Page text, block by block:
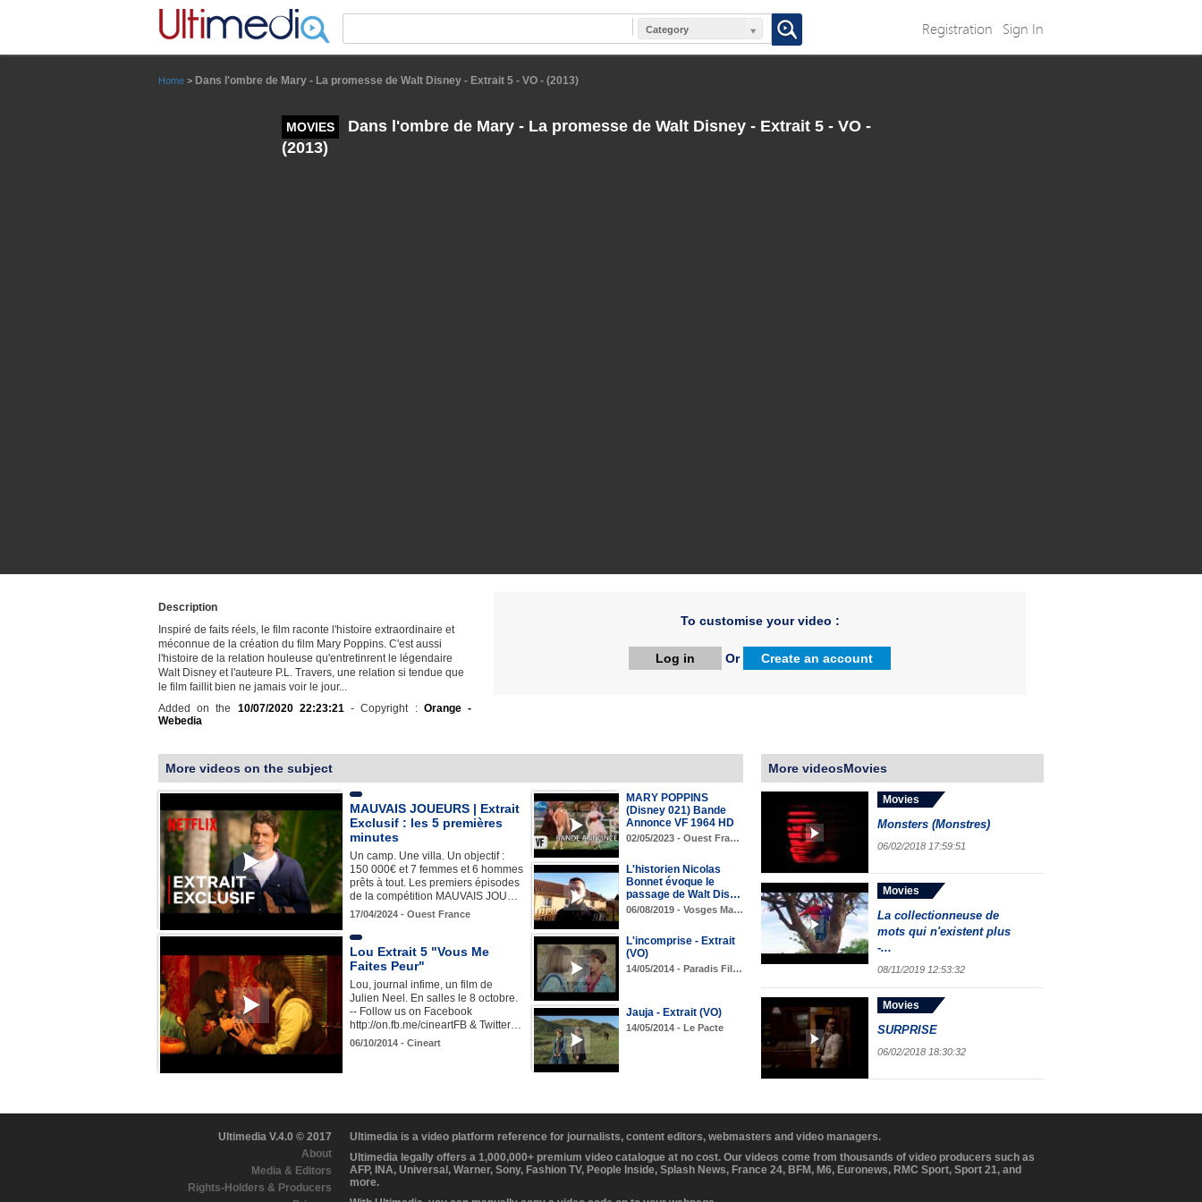
Category Registration Sign In
Home > Dans l'ombre de Mary - La promesse de Walt Disney - Extrait 5 - VO - (2013)
MOVIES
Dans l'ombre de Mary - La promesse de Walt Disney - Extrait 5 - VO -
(2013)
Description
Inspiré de faits réels, le film raconte l'histoire extraordinaire et
méconnue de la création du film Mary Poppins. C'est aussi
l'histoire de la relation houleuse qu'entretinrent le légendaire
Walt Disney et l'auteure P.L. Travers, une relation si tendue que
le film faillit bien ne jamais voir le jour...
Added on the 10/07/2020 22:23:21- Copyright : Orange -
Webedia
To customise your video :
Log in Or Create an account
More videos on the subject
MAUVAIS JOUEURS | Extrait
Exclusif : les 5 premières
minutes
Un camp. Une villa. Un objectif :
150 000€ et 7 femmes et 6 hommes
prêts à tout. Les premiers épisodes
de la compétition MAUVAIS JOU…
17/04/2024 - Ouest France
MARY POPPINS
(Disney 021) Bande
Annonce VF 1964 HD
02/05/2023 - Ouest Fra…
L'historien Nicolas
Bonnet évoque le
passage de Walt Dis…
06/08/2019 - Vosges Ma…
Lou Extrait 5 "Vous Me
Faites Peur"
Lou, journal infime, un film de
Julien Neel. En salles le 8 octobre.
-- Follow us on Facebook
http://on.fb.me/cineartFB & Twitter…
06/10/2014 - Cineart
L'incomprise - Extrait
(VO)
14/05/2014 - Paradis Fil…
Jauja - Extrait (VO)
14/05/2014 - Le Pacte
More videosMovies
Movies
Monsters (Monstres)
06/02/2018 17:59:51
Movies
La collectionneuse de
mots qui n'existent plus
-...
08/11/2019 12:53:32
Movies
SURPRISE
06/02/2018 18:30:32
Ultimedia V.4.0 © 2017
About
Media & Editors
Rights-Holders & Producers
Ultimedia is a video platform reference for journalists, content editors, webmasters and video managers.
Ultimedia legally offers a 1,000,000+ premium video catalogue at no cost. Our videos come from thousands of video producers such as
AFP, INA, Universal, Warner, Sony, Fashion TV, People Inside, Splash News, France 24, BFM, M6, Euronews, RMC Sport, Sport 21, and
more.